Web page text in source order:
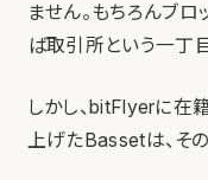
ません。もちろんブ
ば取引所という一丁
しかし、bitFlyerに在
上げたBassetは、そ